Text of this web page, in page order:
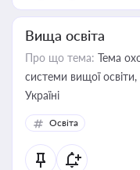
Вища освіта
Про що тема: Тема
системи вищої освіти,
Україні
Освіта